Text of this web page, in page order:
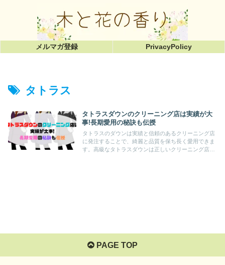
メルマガ登録 PrivacyPolicy
タトラス
タトラスダウンのクリーニング店は実績が大
事!長期愛用の秘訣も伝授
タトラスのダウンは実績と信頼のあるクリーニング店
に発注することで、綺麗と品質を保ち長く愛用できま
す。高級なタトラスダウンは正しいクリーニング店選
PAGE TOP